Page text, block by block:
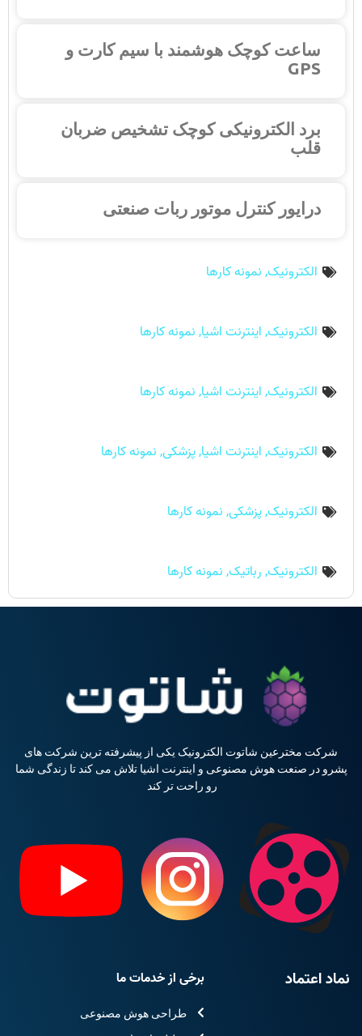
ساعت کوچک هوشمند با سیم کارت و
GPS
برد الکترونیکی کوچک تشخیص ضربان
قلب
درایور کنترل موتور ربات صنعتی
الکترونیک,نمونه کارها
الکترونیک,اینترنت اشیا,نمونه کارها
الکترونیک,اینترنت اشیا,نمونه کارها
الکترونیک,اینترنت اشیا,پزشکی,نمونه کارها
الکترونیک,پزشکی,نمونه کارها
الکترونیک,رباتیک,نمونه کارها
شرکت مخترعین شاتوت الکترونیک یکی از پیشرفته ترین شرکت های
پشرو در صنعت هوش مصنوعی و اینترنت اشیا تلاش می کند تا زندگی شما
رو راحت تر کند
نماد اعتماد برخی از خدمات ما
طراحی هوش مصنوعی